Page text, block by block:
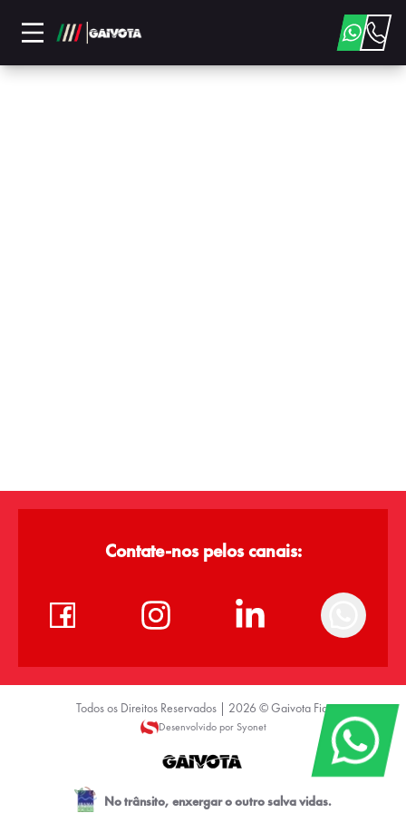
Contate-nos pelos canais:
Todos os Direitos Reservados | 2026 © Gaivota Fiat
Desenvolvido por Syonet
No trânsito, enxergar o outro salva vidas.